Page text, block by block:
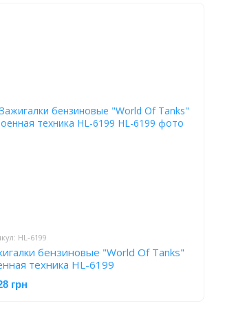
HL-6199
бензиновые "World Of Tanks"
техника HL-6199
грн